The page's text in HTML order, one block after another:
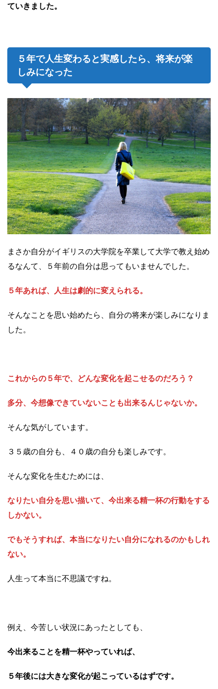
ていきました。
５年で人生変わると実感したら、将来が楽
しみになった
まさか自分がイギリスの大学院を卒業して大学で教え始め
るなんて、５年前の自分は思ってもいませんでした。
５年あれば、人生は劇的に変えられる。
そんなことを思い始めたら、自分の将来が楽しみになりま
した。
これからの５年で、どんな変化を起こせるのだろう？
多分、今想像できていないことも出来るんじゃないか。
そんな気がしています。
３５歳の自分も、４０歳の自分も楽しみです。
そんな変化を生むためには、
なりたい自分を思い描いて、今出来る精一杯の行動をする
しかない。
でもそうすれば、本当になりたい自分になれるのかもしれ
ない。
人生って本当に不思議ですね。
例え、今苦しい状況にあったとしても、
今出来ることを精一杯やっていれば、
５年後には大きな変化が起こっているはずです。